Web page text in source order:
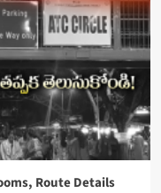
Route Details